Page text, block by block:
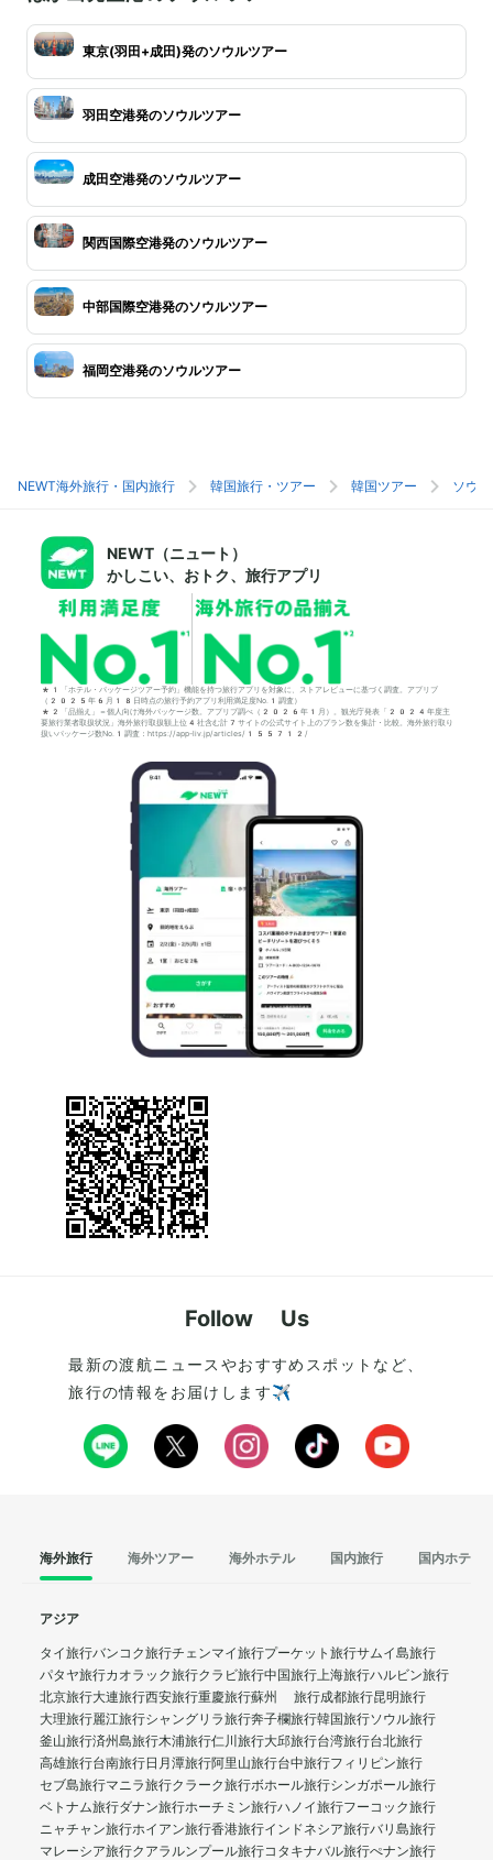
東京(羽田+成田)発のソウルツアー
羽田空港発のソウルツアー
成田空港発のソウルツアー
関西国際空港発のソウルツアー
中部国際空港発のソウルツアー
福岡空港発のソウルツアー
NEWT海外旅行・国内旅行 韓国旅行・ツアー 韓国ツアー ソウ
NEWT（ニュート）
かしこい、おトク、旅行アプリ
*1「ホテル・パッケージツアー予約」機能を持つ旅行アプリを対象に、ストアレビューに基づく調査。アプリブ
（2025年6月18日時点の旅行予約アプリ利用満足度No.1調査）
*2「品揃え」＝個人向け海外パッケージ数。アプリブ調べ（2026年1月）。観光庁発表「2024年度主
要旅行業者取扱状況」海外旅行取扱額上位4社含む計7サイトの公式サイト上のプラン数を集計・比較。海外旅行取り
扱いパッケージ数No.1調査：https://app-liv.jp/articles/155712/
Follow Us
最新の渡航ニュースやおすすめスポットなど、
旅行の情報をお届けします✈️
海外旅行 海外ツアー 海外ホテル 国内旅行 国内ホテル
アジア
タイ旅行バンコク旅行チェンマイ旅行プーケット旅行サムイ島旅行
パタヤ旅行カオラック旅行クラビ旅行中国旅行上海旅行ハルビン旅行
北京旅行大連旅行西安旅行重慶旅行蘇州 旅行成都旅行昆明旅行
大理旅行麗江旅行シャングリラ旅行奔子欄旅行韓国旅行ソウル旅行
釜山旅行済州島旅行木浦旅行仁川旅行大邱旅行台湾旅行台北旅行
高雄旅行台南旅行日月潭旅行阿里山旅行台中旅行フィリピン旅行
セブ島旅行マニラ旅行クラーク旅行ボホール旅行シンガポール旅行
ベトナム旅行ダナン旅行ホーチミン旅行ハノイ旅行フーコック旅行
ニャチャン旅行ホイアン旅行香港旅行インドネシア旅行バリ島旅行
マレーシア旅行クアラルンプール旅行コタキナバル旅行ぺナン旅行